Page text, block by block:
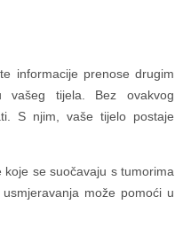
informacije prenose drugim
vašeg tijela. Bez ovakvog
S njim, vaše tijelo postaje
se suočavaju s tumorima
može pomoći u